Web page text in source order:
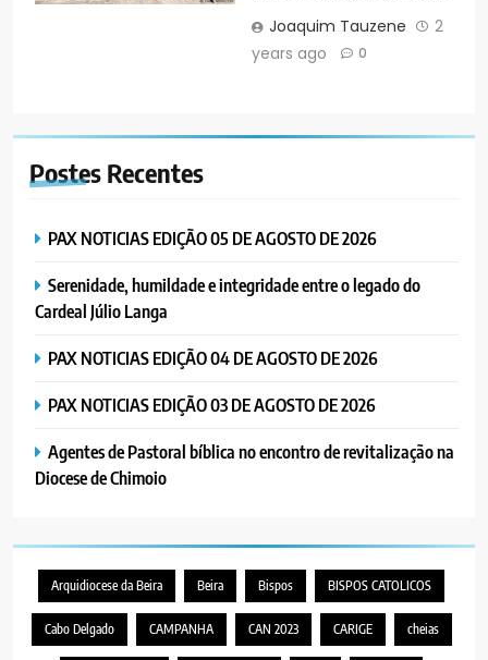
Joaquim Tauzene
2
years ago
0
Postes Recentes
PAX NOTICIAS EDIÇÃO 05 DE AGOSTO DE 2026
Serenidade, humildade e integridade entre o legado do
Cardeal Júlio Langa
PAX NOTICIAS EDIÇÃO 04 DE AGOSTO DE 2026
PAX NOTICIAS EDIÇÃO 03 DE AGOSTO DE 2026
Agentes de Pastoral bíblica no encontro de revitalização na
Diocese de Chimoio
Arquidiocese da Beira Beira Bispos BISPOS CATOLICOS
Cabo Delgado CAMPANHA CAN 2023 CARIGE cheias